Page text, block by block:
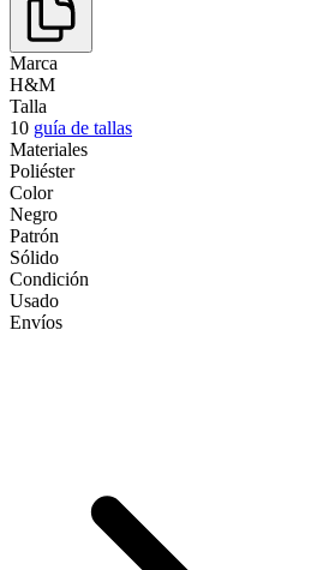
Marca
H&M
Talla
10 guía de tallas
Materiales
Poliéster
Color
Negro
Patrón
Sólido
Condición
Usado
Envíos